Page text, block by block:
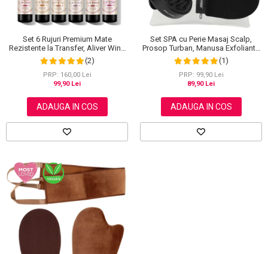
Set 6 Rujuri Premium Mate
Rezistente la Transfer, Aliver Wine
Lip Tint Waterproof, 7 g X 6 buc
(2)
PRP: 160,00 Lei
99,90 Lei
ADAUGA IN COS
Set SPA cu Perie Masaj Scalp,
Prosop Turban, Manusa Exfolianta
si Saculet din Bumbac, NOVA
KISS®
(1)
PRP: 99,90 Lei
89,90 Lei
ADAUGA IN COS